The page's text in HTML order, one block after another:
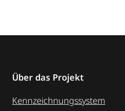
Über das Projekt
Kennzeichnungssystem